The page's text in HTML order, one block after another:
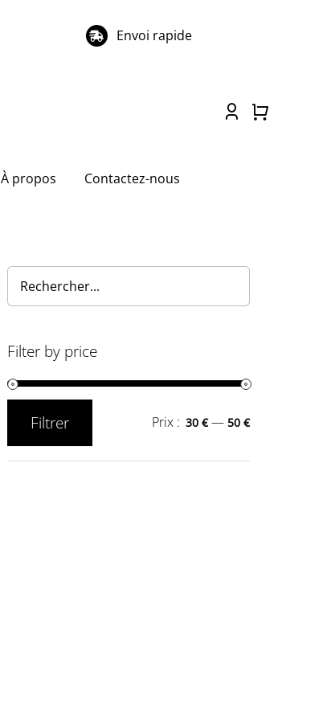
Envoi rapide
À propos Contactez-nous
Filter by price
Filtrer Prix : 30 €— 50 €